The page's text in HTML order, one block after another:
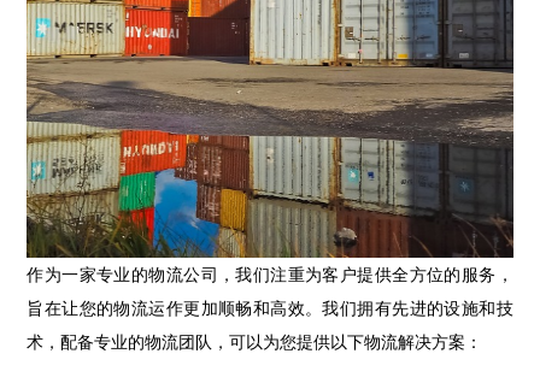
作为一家专业的物流公司，我们注重为客户提供全方位的服务，
旨在让您的物流运作更加顺畅和高效。我们拥有先进的设施和技
术，配备专业的物流团队，可以为您提供以下物流解决方案：